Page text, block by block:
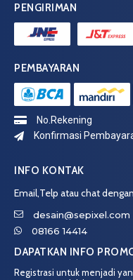
PENGIRIMAN
PEMBAYARAN
No.Rekening
Konfirmasi
INFO KONTAK
Email,Telp atau chat
desain@sepixel.com
08166 14414
DAPATKAN INFO
Registrasi untuk menjadi